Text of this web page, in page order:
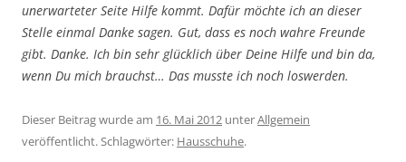
unerwarteter Seite Hilfe kommt. Dafür möchte ich an dieser
Stelle einmal Danke sagen. Gut, dass es noch wahre Freunde
gibt. Danke. Ich bin sehr glücklich über Deine Hilfe und bin da,
wenn Du mich brauchst… Das musste ich noch loswerden.
Dieser Beitrag wurde am 16. Mai 2012 unterAllgemein
veröffentlicht. Schlagwörter: Hausschuhe.